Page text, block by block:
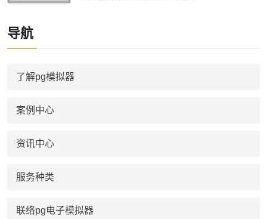
导航
了解pg模拟器
案例中心
资讯中心
服务种类
联络pg电子模拟器